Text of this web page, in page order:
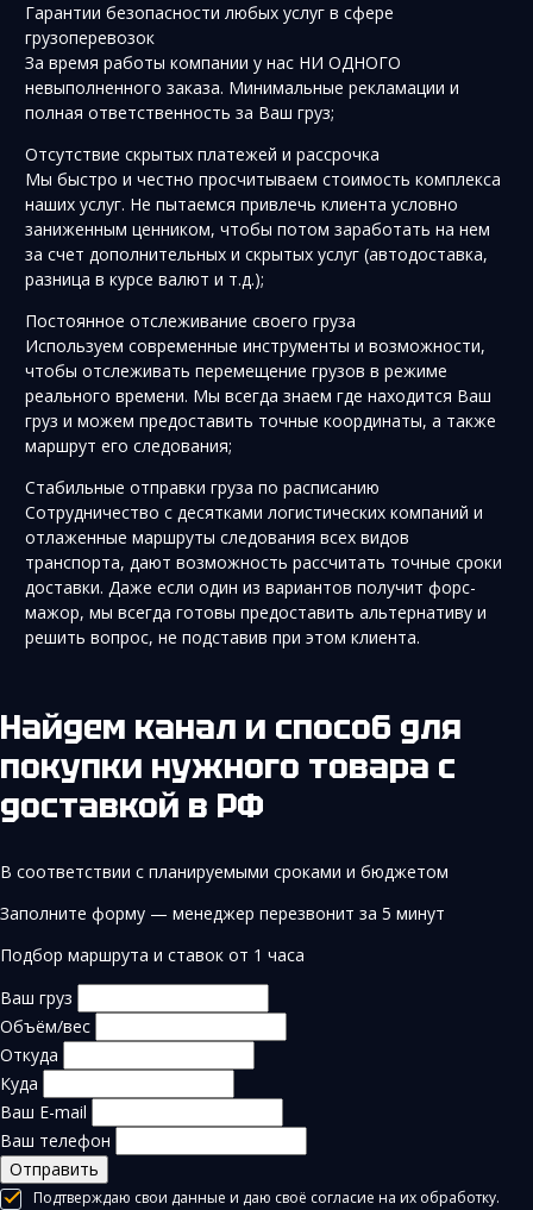
Гарантии безопасности любых услуг в сфере
грузоперевозок
За время работы компании у нас НИ ОДНОГО
невыполненного заказа. Минимальные рекламации и
полная ответственность за Ваш груз;
Отсутствие скрытых платежей и рассрочка
Мы быстро и честно просчитываем стоимость комплекса
наших услуг. Не пытаемся привлечь клиента условно
заниженным ценником, чтобы потом заработать на нем
за счет дополнительных и скрытых услуг (автодоставка,
разница в курсе валют и т.д.);
Постоянное отслеживание своего груза
Используем современные инструменты и возможности,
чтобы отслеживать перемещение грузов в режиме
реального времени. Мы всегда знаем где находится Ваш
груз и можем предоставить точные координаты, а также
маршрут его следования;
Стабильные отправки груза по расписанию
Сотрудничество с десятками логистических компаний и
отлаженные маршруты следования всех видов
транспорта, дают возможность рассчитать точные сроки
доставки. Даже если один из вариантов получит форс-
мажор, мы всегда готовы предоставить альтернативу и
решить вопрос, не подставив при этом клиента.
Найдем канал и способ для
покупки нужного товара с
доставкой в РФ
В соответствии с планируемыми сроками и бюджетом
Заполните форму — менеджер перезвонит за 5 минут
Подбор маршрута и ставок от 1 часа
Ваш груз
Объём/вес
Откуда
Куда
Ваш E-mail
Ваш телефон
Отправить
Подтверждаю свои данные и даю своё согласие на их обработку.